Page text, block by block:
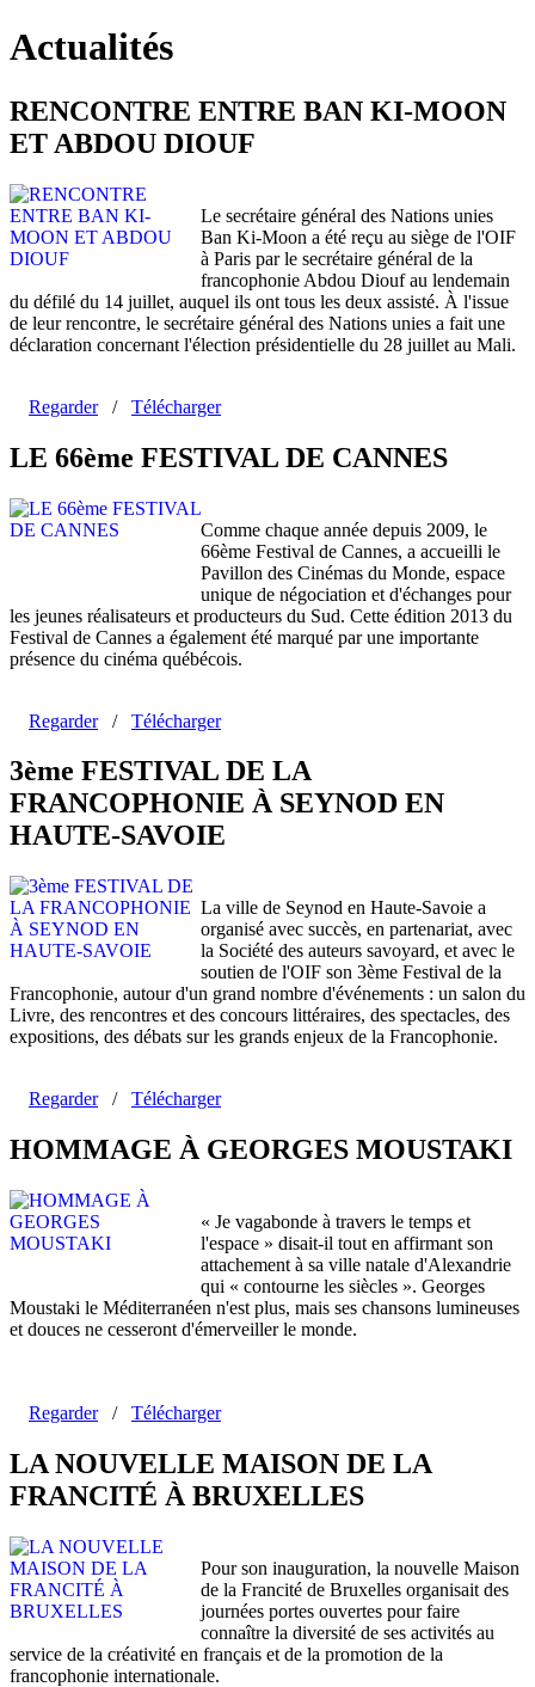
Actualités
RENCONTRE ENTRE BAN KI-MOON
ET ABDOU DIOUF
Le secrétaire général des Nations unies
Ban Ki-Moon a été reçu au siège de l'OIF
à Paris par le secrétaire général de la
francophonie Abdou Diouf au lendemain
du défilé du 14 juillet, auquel ils ont tous les deux assisté. À l'issue
de leur rencontre, le secrétaire général des Nations unies a fait une
déclaration concernant l'élection présidentielle du 28 juillet au Mali.
Regarder/ Télécharger
LE 66ème FESTIVAL DE CANNES
Comme chaque année depuis 2009, le
66ème Festival de Cannes, a accueilli le
Pavillon des Cinémas du Monde, espace
unique de négociation et d'échanges pour
les jeunes réalisateurs et producteurs du Sud. Cette édition 2013 du
Festival de Cannes a également été marqué par une importante
présence du cinéma québécois.
Regarder/ Télécharger
3ème FESTIVAL DE LA
FRANCOPHONIE À SEYNOD EN
HAUTE-SAVOIE
La ville de Seynod en Haute-Savoie a
organisé avec succès, en partenariat, avec
la Société des auteurs savoyard, et avec le
soutien de l'OIF son 3ème Festival de la
Francophonie, autour d'un grand nombre d'événements : un salon du
Livre, des rencontres et des concours littéraires, des spectacles, des
expositions, des débats sur les grands enjeux de la Francophonie.
Regarder/ Télécharger
HOMMAGE À GEORGES MOUSTAKI
« Je vagabonde à travers le temps et
l'espace » disait-il tout en affirmant son
attachement à sa ville natale d'Alexandrie
qui « contourne les siècles ». Georges
Moustaki le Méditerranéen n'est plus, mais ses chansons lumineuses
et douces ne cesseront d'émerveiller le monde.
Regarder/ Télécharger
LA NOUVELLE MAISON DE LA
FRANCITÉ À BRUXELLES
Pour son inauguration, la nouvelle Maison
de la Francité de Bruxelles organisait des
journées portes ouvertes pour faire
connaître la diversité de ses activités au
service de la créativité en français et de la promotion de la
francophonie internationale.